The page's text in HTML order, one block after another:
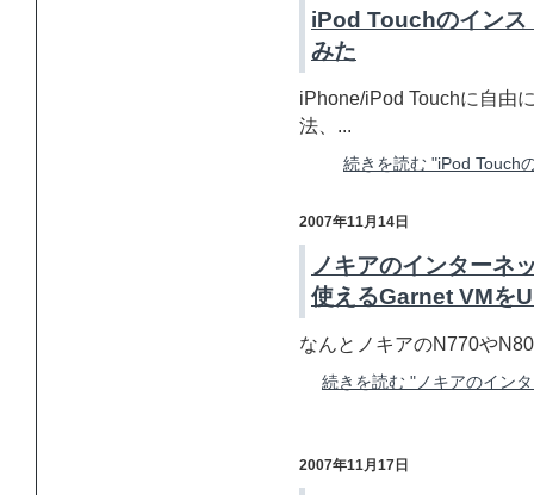
iPod Touchのインス
みた
iPhone/iPod Touchに自由
法、...
続きを読む "iPod Touch
2007年11月14日
ノキアのインターネ
使えるGarnet VMを
なんとノキアのN770や
続きを読む "ノキアのイン
2007年11月17日